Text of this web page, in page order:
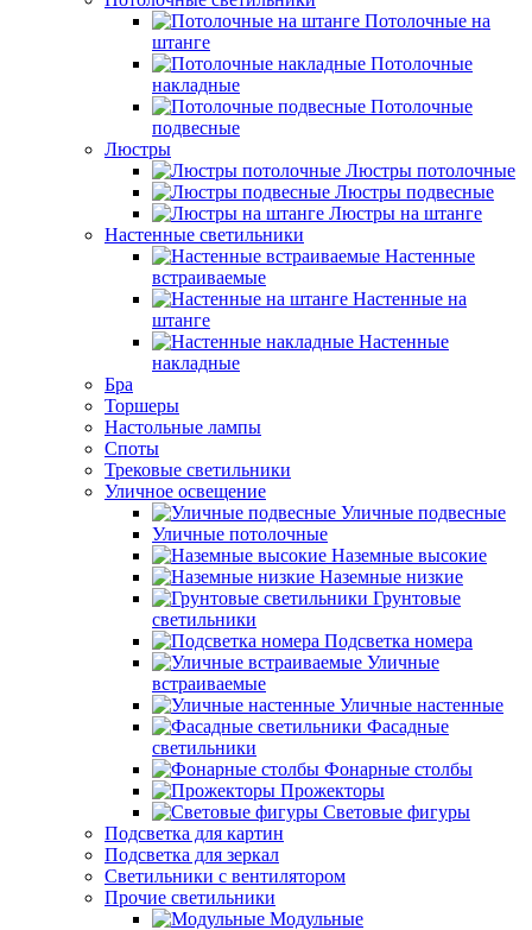
Потолочные на
штанге
Потолочные
накладные
Потолочные
подвесные
Люстры
Люстры потолочные
Люстры подвесные
Люстры на штанге
Настенные светильники
Настенные
встраиваемые
Настенные на
штанге
Настенные
накладные
Бра
Торшеры
Настольные лампы
Споты
Трековые светильники
Уличное освещение
Уличные подвесные
Уличные потолочные
Наземные высокие
Наземные низкие
Грунтовые
светильники
Подсветка номера
Уличные
встраиваемые
Уличные настенные
Фасадные
светильники
Фонарные столбы
Прожекторы
Световые фигуры
Подсветка для картин
Подсветка для зеркал
Светильники с вентилятором
Прочие светильники
Модульные